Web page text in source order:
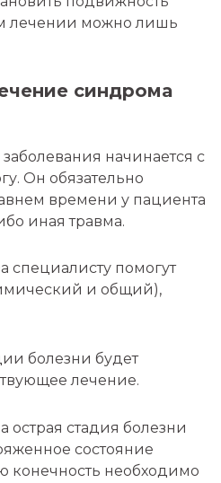
лечении можно лишь
синдрома
начинается с
Он обязательно
времени у пациента
иная травма.
специалисту помогут
и общий),
болезни будет
лечение.
острая стадия болезни
состояние
конечность необходимо